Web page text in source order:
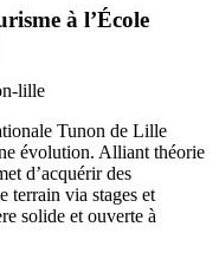
à l’École
Tunon de Lille
évolution. Alliant théorie
d’acquérir des
terrain via stages et
solide et ouverte à